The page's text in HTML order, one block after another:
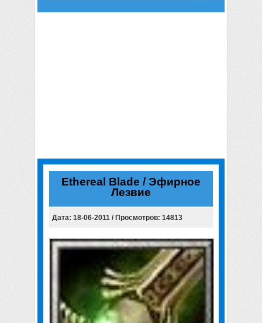
Ethereal Blade / Эфирное
Лезвие
Дата: 18-06-2011 / Просмотров: 14813